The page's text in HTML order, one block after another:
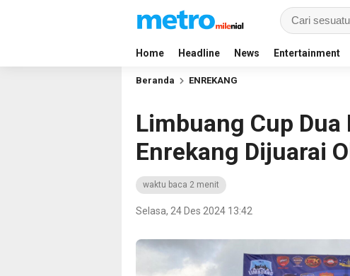
Home Headline News Entertainment
Beranda ENREKANG
Limbuang Cup
Enrekang Dijuarai
waktu baca 2 menit
Selasa, 24 Des 2024 13:42